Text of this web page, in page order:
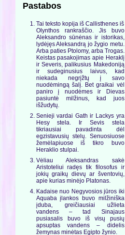
Pastabos
Tai teksto kopija iš Callisthenes iš
Olynthos rankraščio. Jis buvo
Aleksandro sūnėnas ir istorikas,
lydėjęs Aleksandrą jo žygio metu.
Arba paties Ptolomy, arba Trogas.
Keistas pasakojimas apie Heraklį
ir Severis, palikusius Makedoniją
ir sudeginusius laivus, kad
niekada negrįžtų į savo
nuodėmingą šalį. Bet graikai vėl
paniro į nuodėmes ir Dievas
pasiuntė milžinus, kad juos
išžudytų.
Senieji vardai Gath ir Lackys yra
Hesy stela. Ir Sevis stela
tikriausiai pavadinta dėl
egzistavusių stelų. Senuosiuose
žemėlapiuose iš tikro buvo
Heraklio stulpai.
Vėliau Aleksandras sakė
Aristoteliui radęs tik filosofus ir
jokių graikų dievų ar šventovių,
apie kurias minėjo Platonas.
Kadaise nuo Negyvosios jūros iki
Aquaba įlankos buvo milžiniška
įduba, greičiausiai užlieta
vandens – tad Sinajaus
pusiasalis buvo iš visų pusių
apsuptas vandens – didelis
žemynas minėtas Egipto žynio.